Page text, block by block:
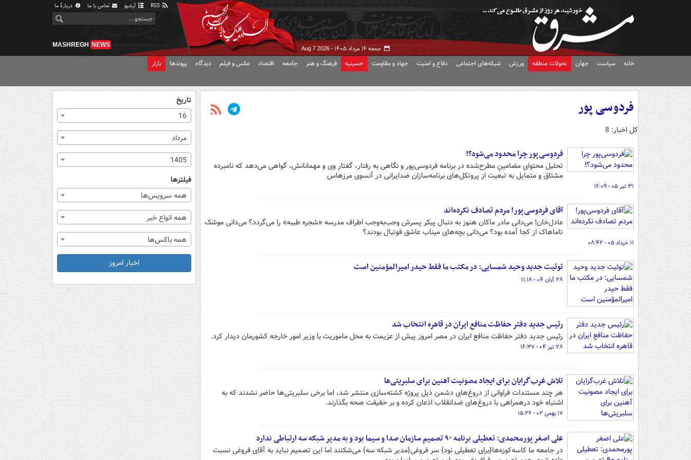
آرشیو تماس با ما دربارهٔ ما
جمعه ۱۶ مرداد ۱۴۰۵ - Aug 7 2026
MASHREGH NEWS
خانه سیاست جهان تحولات منطقه ورزش شبکه‌های اجتماعی دفاع و امنیت جهاد و مقاومت حسینیه فرهنگ و هنر جامعه اقتصاد عکس و فیلم دیدگاه پیوندها بازار
فردوسی پور
کل اخبار: 8
فردوسی‌پور چرا محدود می‌شود؟!
تحلیل محتوایِ مضامینِ مطرح‌شده در برنامه فردوسی‌پور و نگاهی به رفتار، گفتار وی و مهمانانش، گواهی می‌دهد که نامبرده
مشتاق و متمایل به تبعیت از پروتکل‌های برنامه‌سازان ضدایرانی در آنسوی مرزهاس
۳۱ تیر ۰۵ - ۱۶:۰۹
آقای فردوسی‌پور! مردم تصادف نکرده‌اند
عادل‌خان! می‌دانی مادر ماکان هنوز به دنبال پیکر پسرش وجب‌به‌وجب اطراف مدرسه «شجره طیبه» را می‌گردد؟ می‌دانی موشک
تاماهاک از کجا آمده بود؟ می‌دانی بچه‌های میناب عاشق فوتبال بودند؟
۱۱ خرداد ۰۵ - ۰۸:۴۲
توئیت جدید وحید شمسایی: در مکتب ما فقط حیدر امیرالمؤمنین است
۲۸ آبان ۰۴ - ۱۱:۱۸
رئیس جدید دفتر حفاظت منافع ایران در قاهره انتخاب شد
رئیس جدید دفتر حفاظت منافع ایران در مصر امروز پیش از عزیمت به محل ماموریت با وزیر امور خارجه کشورمان دیدار کرد.
۲۸ تیر ۰۴ - ۱۶:۳۷
تلاش غرب‌گرایان برای ایجاد مصونیت آهنین برای سلبریتی‌ها
هر چند مستندات فراوانی از دروغ‌های دشمن ذیل پروژه کشته‌سازی منتشر شد، اما برخی سلبریتی‌ها حاضر نشدند که به
اشتباه خود درهمراهی با دروغ‌های ضدانقلاب اذعان کرده و بر حقیقت صحه بگذارند.
۱۷ بهمن ۰۲ - ۱۵:۲۶
علی اصغر پورمحمدی: تعطیلی برنامه ۹۰ تصمیم سازمان صدا و سیما بود و به مدیر شبکه سه ارتباطی ندارد
در جامعه ما کاسه‌کوزه‌ها{برای تعطیلی نود} سر فروغی{مدیر شبکه سه} می‌شکنند اما این تصمیم نباید به آقای فروغی نسبت
تاریخ
16
مرداد
1405
فیلترها
همه سرویس‌ها
همه انواع خبر
همه باکس‌ها
اخبار امروز